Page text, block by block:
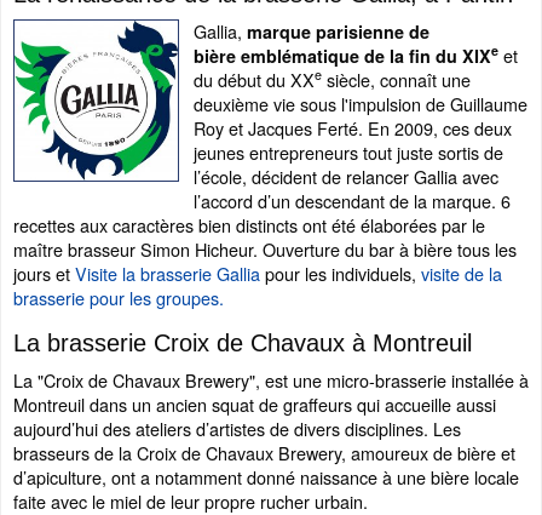
Gallia, marque parisienne de
bière emblématique de la fin du XIXe et
du début du XXe siècle, connaît une
deuxième vie sous l'impulsion de Guillaume
Roy et Jacques Ferté. En 2009, ces deux
jeunes entrepreneurs tout juste sortis de
l’école, décident de relancer Gallia avec
l’accord d’un descendant de la marque. 6
recettes aux caractères bien distincts ont été élaborées par le
maître brasseur Simon Hicheur. Ouverture du bar à bière tous les
jours etVisite la brasserie Galliapour les individuels, visite de la
brasserie pour les groupes.
La brasserie Croix de Chavaux à Montreuil
La "Croix de Chavaux Brewery", est une micro-brasserie installée à
Montreuil dans un ancien squat de graffeurs qui accueille aussi
aujourd’hui des ateliers d’artistes de divers disciplines. Les
brasseurs de la Croix de Chavaux Brewery, amoureux de bière et
d’apiculture, ont a notamment donné naissance à une bière locale
faite avec le miel de leur propre rucher urbain.